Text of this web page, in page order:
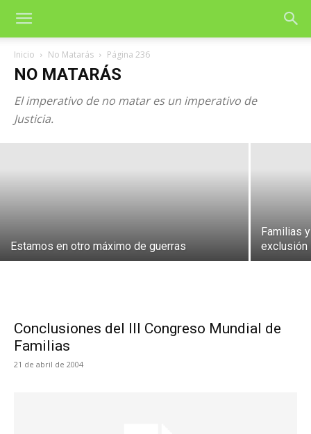
Inicio No Matarás Página 236
NO MATARÁS
El imperativo de no matar es un imperativo de
Justicia.
Dios no lo quiere, Venezuela
26 de junio de 2026
Estamos en otro máximo de guerras
Familias
exclusión
Conclusiones del III Congreso Mundial de
Familias
21 de abril de 2004